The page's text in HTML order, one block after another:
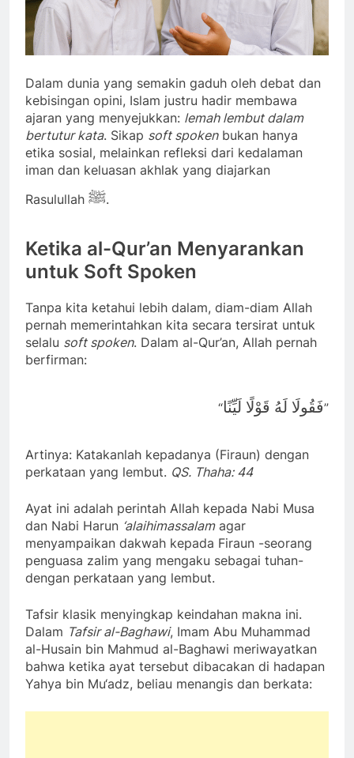
Dalam dunia yang semakin gaduh oleh debat dan
kebisingan opini, Islam justru hadir membawa
ajaran yang menyejukkan: lemah lembut dalam
bertutur kata. Sikap soft spokenbukan hanya
etika sosial, melainkan refleksi dari kedalaman
iman dan keluasan akhlak yang diajarkan
Rasulullah ﷺ.
Ketika al-Qur’an Menyarankan
untuk Soft Spoken
Tanpa kita ketahui lebih dalam, diam-diam Allah
pernah memerintahkan kita secara tersirat untuk
selalu soft spoken. Dalam al-Qur’an, Allah pernah
berfirman:
“فَقُولَا لَهُ قَوْلًا لَيِّنًا”
Artinya: Katakanlah kepadanya (Firaun) dengan
perkataan yang lembut. QS. Thaha: 44
Ayat ini adalah perintah Allah kepada Nabi Musa
dan Nabi Harun ‘alaihimassalamagar
menyampaikan dakwah kepada Firaun -seorang
penguasa zalim yang mengaku sebagai tuhan-
dengan perkataan yang lembut.
Tafsir klasik menyingkap keindahan makna ini.
Dalam Tafsir al-Baghawi, Imam Abu Muhammad
al-Husain bin Mahmud al-Baghawi meriwayatkan
bahwa ketika ayat tersebut dibacakan di hadapan
Yahya bin Mu‘adz, beliau menangis dan berkata: